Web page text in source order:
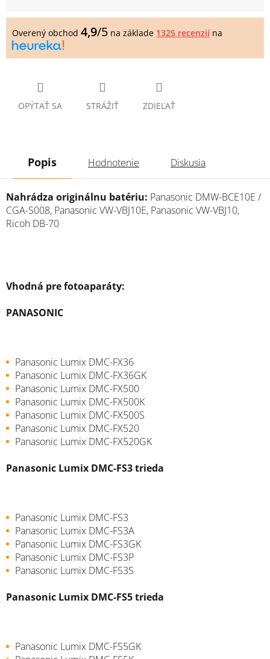
OPÝTAŤ SA STRÁŽIŤ ZDIEĽAŤ
cena:
Overený obchod 4,9/5 na základe 1325 recenzií na
Popis Hodnotenie Diskusia
Nahrádza originálnu batériu: Panasonic DMW-BCE10E /
CGA-S008, Panasonic VW-VBJ10E, Panasonic VW-VBJ10,
Ricoh DB-70
Vhodná pre fotoaparáty:
PANASONIC
Panasonic Lumix DMC-FX36
Panasonic Lumix DMC-FX36GK
Panasonic Lumix DMC-FX500
Panasonic Lumix DMC-FX500K
Panasonic Lumix DMC-FX500S
Panasonic Lumix DMC-FX520
Panasonic Lumix DMC-FX520GK
Panasonic Lumix DMC-FS3 trieda
Panasonic Lumix DMC-FS3
Panasonic Lumix DMC-FS3A
Panasonic Lumix DMC-FS3GK
Panasonic Lumix DMC-FS3P
Panasonic Lumix DMC-FS3S
Panasonic Lumix DMC-FS5 trieda
Panasonic Lumix DMC-FS5GK